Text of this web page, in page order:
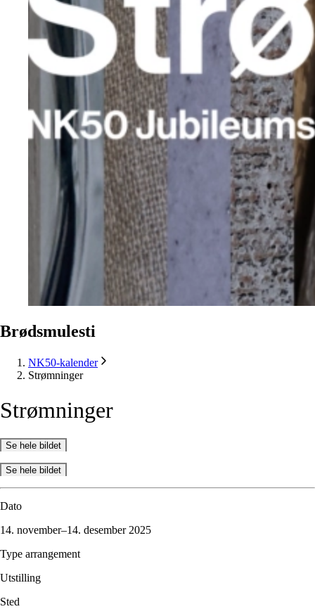
Brødsmulesti
NK50-kalender
Strømninger
Strømninger
Se hele bildet
Se hele bildet
Dato
14. november–14. desember 2025
Type arrangement
Utstilling
Sted